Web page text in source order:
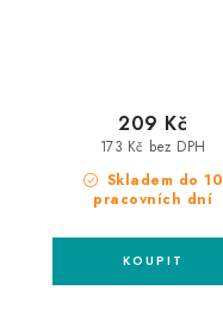
Skladem do 10
pracovních dní
173 Kč bez DPH
209 Kč